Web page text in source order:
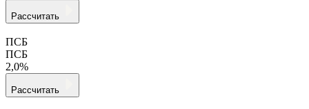
Рассчитать
ПСБ
ПСБ
2,0%
Рассчитать